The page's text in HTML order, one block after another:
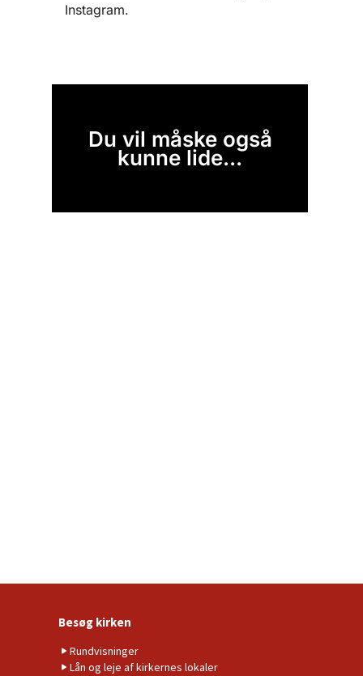
Instagram.
Du vil måske også
kunne lide...
Besøg kirken
Rundvisninger
Lån og leje af kirkernes lokaler